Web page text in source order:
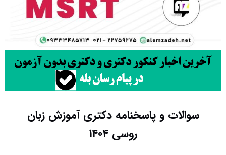
سوالات و پاسخنامه دکتری آموزش زبان
روسی ۱۴۰۴